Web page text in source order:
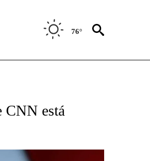
76°
ON "CNN - SPANISH".
CNN está